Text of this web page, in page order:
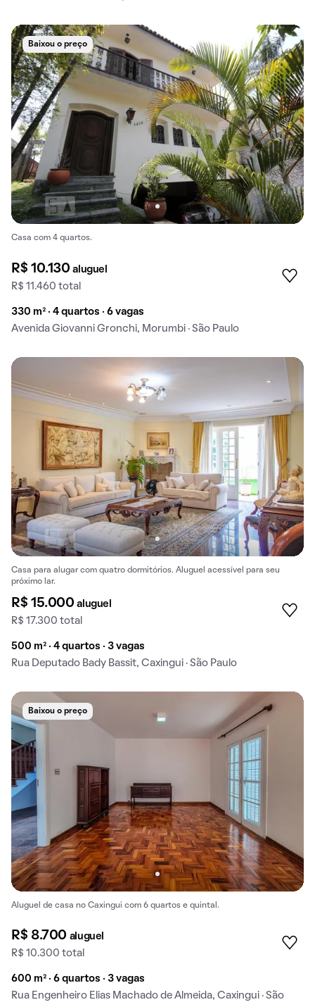
Baixou o preço
Casa com 4 quartos.
R$ 10.130aluguel
R$ 11.460 total
330 m² · 4 quartos · 6 vagas
Avenida Giovanni Gronchi, Morumbi · São Paulo
Casa para alugar com quatro dormitórios. Aluguel acessível para seu
próximo lar.
R$ 15.000aluguel
R$ 17.300 total
500 m² · 4 quartos · 3 vagas
Rua Deputado Bady Bassit, Caxingui · São Paulo
Baixou o preço
Aluguel de casa no Caxingui com 6 quartos e quintal.
R$ 8.700 aluguel
R$ 10.300 total
600 m² · 6 quartos · 3 vagas
Rua Engenheiro Elias Machado de Almeida, Caxingui · São